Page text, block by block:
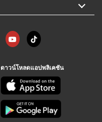
ดาวน์โหลดแอปพลิเคชัน